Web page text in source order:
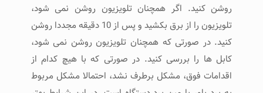
روشن کنید. اگر همچنان تلویزیون روشن نمی شود،
تلویزیون را از برق بکشید و پس از 10 دقیقه مجددا روشن
کنید. در صورتی که همچنان تلویزیون روشن نمی شود،
کابل ها را بررسی کنید. در صورتی که با هیچ کدام از
اقدامات فوق، مشکل برطرف نشد، احتمالا مشکل مربوط